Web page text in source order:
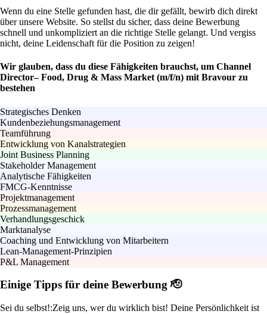
Wenn du eine Stelle gefunden hast, die dir gefällt, bewirb dich direkt
über unsere Website. So stellst du sicher, dass deine Bewerbung
schnell und unkompliziert an die richtige Stelle gelangt. Und vergiss
nicht, deine Leidenschaft für die Position zu zeigen!
Wir glauben, dass du diese Fähigkeiten brauchst, um Channel
Director– Food, Drug & Mass Market (m/f/n) mit Bravour zu
bestehen
Strategisches Denken
Kundenbeziehungsmanagement
Teamführung
Entwicklung von Kanalstrategien
Joint Business Planning
Stakeholder Management
Analytische Fähigkeiten
FMCG-Kenntnisse
Projektmanagement
Prozessmanagement
Verhandlungsgeschick
Marktanalyse
Coaching und Entwicklung von Mitarbeitern
Lean-Management-Prinzipien
P&L Management
Einige Tipps für deine Bewerbung 🫡
Sei du selbst!:Zeig uns, wer du wirklich bist! Deine Persönlichkeit ist